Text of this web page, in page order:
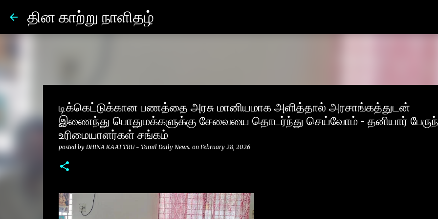
தின காற்று நாளிதழ்
டிக்கெட்டுக்கான பணத்தை அரசு மானியமாக அளித்தால் அரசாங்கத்துடன்
இணைந்து பொதுமக்களுக்கு சேவையை தொடர்ந்து செய்வோம் - தனியார்
உரிமையாளர்கள் சங்கம்
posted by DHINA KAATTRU - Tamil Daily News. on February 28, 2026